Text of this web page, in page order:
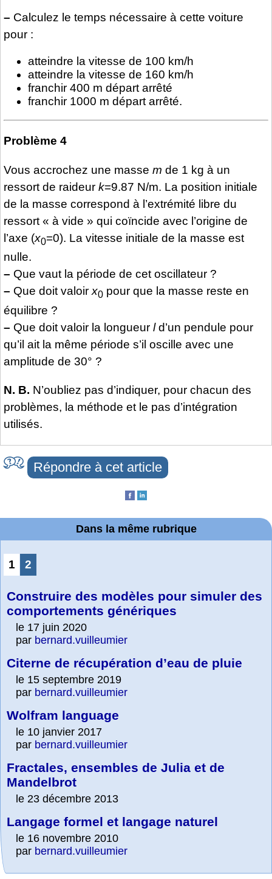
– Calculez le temps nécessaire à cette voiture
pour :
atteindre la vitesse de 100 km/h
atteindre la vitesse de 160 km/h
franchir 400 m départ arrêté
franchir 1000 m départ arrêté.
Problème 4
Vous accrochez une masse m de 1 kg à un
ressort de raideur k=9.87 N/m. La position initiale
de la masse correspond à l’extrémité libre du
ressort « à vide » qui coïncide avec l’origine de
l’axe (x0=0). La vitesse initiale de la masse est
nulle.
– Que vaut la période de cet oscillateur ?
– Que doit valoirx0 pour que la masse reste en
équilibre ?
– Que doit valoir la longueur ld’un pendule pour
qu’il ait la même période s’il oscille avec une
amplitude de 30° ?
N. B. N’oubliez pas d’indiquer, pour chacun des
problèmes, la méthode et le pas d’intégration
utilisés.
Répondre à cet article
Dans la même rubrique
1 2
Construire des modèles pour simuler des
comportements génériques
le 17 juin 2020
par bernard.vuilleumier
Citerne de récupération d’eau de pluie
le 15 septembre 2019
par bernard.vuilleumier
Wolfram language
le 10 janvier 2017
par bernard.vuilleumier
Fractales, ensembles de Julia et de
Mandelbrot
le 23 décembre 2013
Langage formel et langage naturel
le 16 novembre 2010
par bernard.vuilleumier